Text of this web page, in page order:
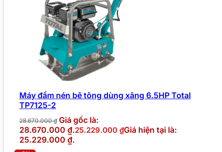
Máy đầm nén bê tông dùng xăng 6.5HP Total
TP7125-2
28.670.000₫ Giá gốc là:
28.670.000 ₫.25.229.000 ₫Giá hiện tại là:
25.229.000 ₫.